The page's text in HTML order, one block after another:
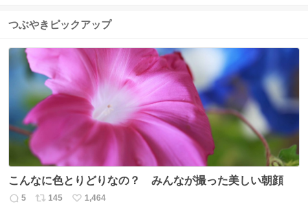
つぶやきピックアップ
こんなに色とりどりなの？ みんなが撮った美しい朝顔
返
5
リ
145
い
1,464